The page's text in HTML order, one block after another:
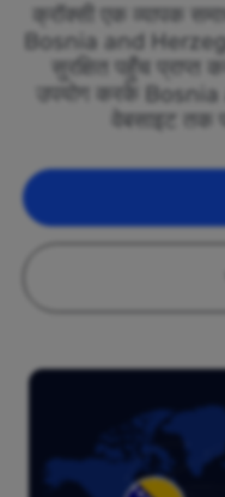
क्रॉक्सी एक व्यापक
Bosnia and
सुरक्षित पहुँच प्राप्त
उपयोग करके
वेबसाइट तक